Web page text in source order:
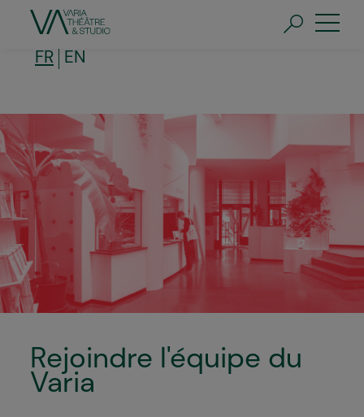
contenu
FR EN
Rejoindre l'équipe du
Varia